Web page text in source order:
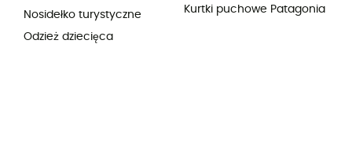
Nosidełko turystyczne
Odzież dziecięca
Kurtki puchowe Patagonia